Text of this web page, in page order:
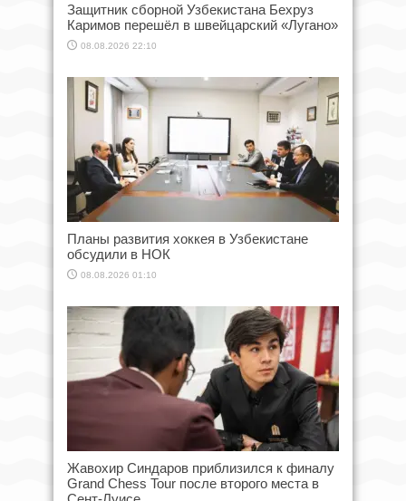
Защитник сборной Узбекистана Бехруз
Каримов перешёл в швейцарский «Лугано»
08.08.2026 22:10
Планы развития хоккея в Узбекистане
обсудили в НОК
08.08.2026 01:10
Жавохир Синдаров приблизился к финалу
Grand Chess Tour после второго места в